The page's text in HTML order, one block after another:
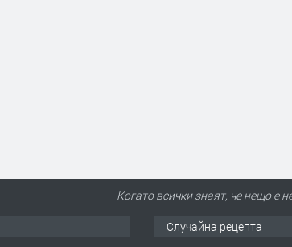
Когато всички знаят, че нещо е
Случайна рецепта